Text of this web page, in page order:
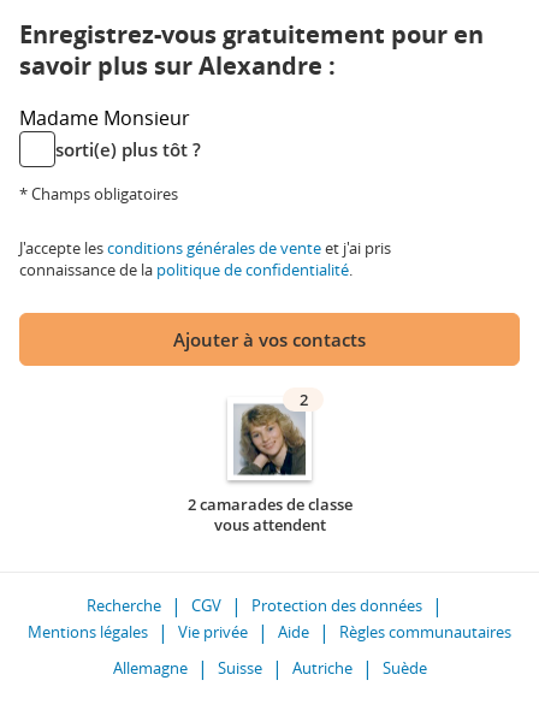
Enregistrez-vous gratuitement pour en
savoir plus sur Alexandre :
Madame Monsieur
sorti(e) plus tôt ?
* Champs obligatoires
J'accepte lesconditions générales de venteet j'ai pris
connaissance de la politique de confidentialité.
Ajouter à vos contacts
2
2 camarades de classe
vous attendent
Recherche CGV
Protection des données
Mentions légales
Vie privée Aide
Règles communautaires
Allemagne
Suisse Autriche Suède